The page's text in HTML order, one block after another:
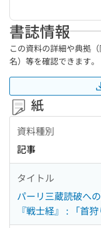
書誌情報
この資料の詳細や典拠
名）等を確認できます。
紙
資料種別
記事
タイトル
パーリ三蔵読破へ
『戦士経』 : 「首